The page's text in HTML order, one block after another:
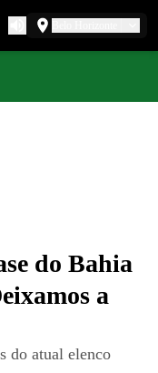
do Bahia
a
do atual elenco